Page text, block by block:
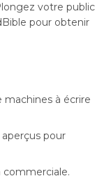
votre public
pour obtenir
machines à écrire
pour
commerciale.